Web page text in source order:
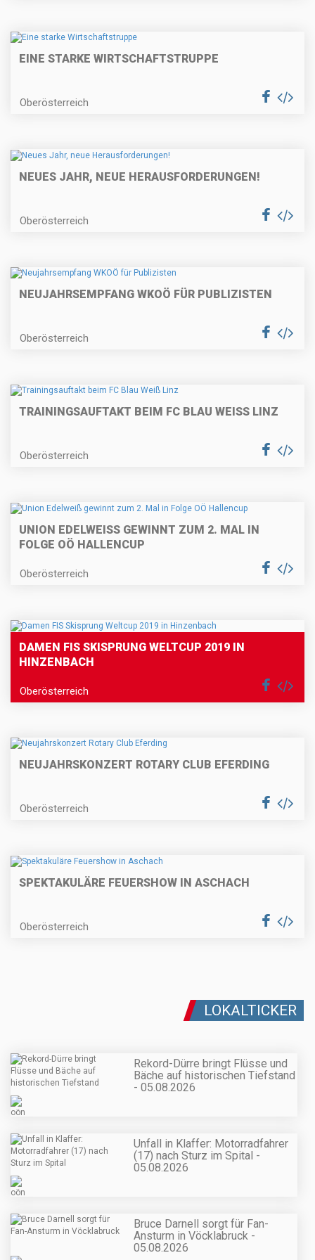
EINE STARKE WIRTSCHAFTSTRUPPE
Oberösterreich
NEUES JAHR, NEUE HERAUSFORDERUNGEN!
Oberösterreich
NEUJAHRSEMPFANG WKOÖ FÜR PUBLIZISTEN
Oberösterreich
TRAININGSAUFTAKT BEIM FC BLAU WEISS LINZ
Oberösterreich
UNION EDELWEISS GEWINNT ZUM 2. MAL IN F
OLGE OÖ HALLENCUP
Oberösterreich
DAMEN FIS SKISPRUNG WELTCUP 2019 IN
HINZENBACH
Oberösterreich
NEUJAHRSKONZERT ROTARY CLUB EFERDING
Oberösterreich
SPEKTAKULÄRE FEUERSHOW IN ASCHACH
Oberösterreich
LOKALTICKER
Rekord-Dürre bringt Flüsse und
Bäche auf historischen Tiefstand
- 05.08.2026
Unfall in Klaffer: Motorradfahrer
(17) nach Sturz im Spital -
05.08.2026
Bruce Darnell sorgt für Fan-
Ansturm in Vöcklabruck -
05.08.2026